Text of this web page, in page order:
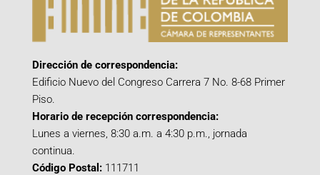
Dirección de correspondencia:
Edificio Nuevo del Congreso Carrera 7 No. 8-68 Primer
Piso.
Horario de recepción correspondencia:
Lunes a viernes, 8:30 a.m. a 4:30 p.m., jornada
continua.
Código Postal: 111711